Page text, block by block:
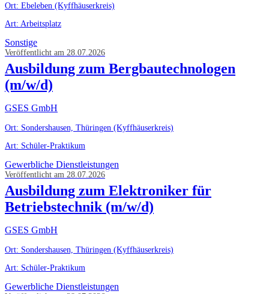
Ort: Ebeleben (Kyffhäuserkreis)
Art: Arbeitsplatz
Sonstige
Veröffentlicht am 28.07.2026
Ausbildung zum Bergbautechnologen
(m/w/d)
GSES GmbH
Ort: Sondershausen, Thüringen (Kyffhäuserkreis)
Art: Schüler-Praktikum
Gewerbliche Dienstleistungen
Veröffentlicht am 28.07.2026
Ausbildung zum Elektroniker für
Betriebstechnik (m/w/d)
GSES GmbH
Ort: Sondershausen, Thüringen (Kyffhäuserkreis)
Art: Schüler-Praktikum
Gewerbliche Dienstleistungen